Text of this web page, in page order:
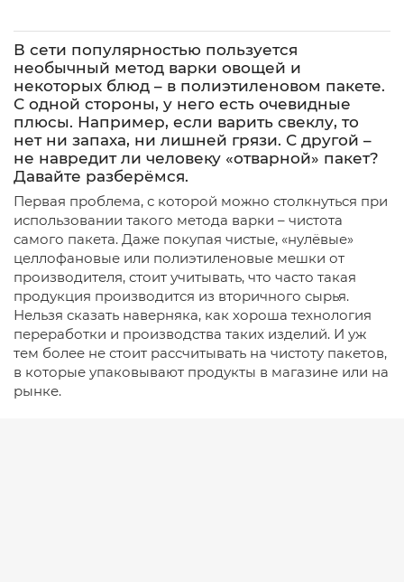
В сети популярностью пользуется
необычный метод варки овощей и
некоторых блюд – в полиэтиленовом пакете.
С одной стороны, у него есть очевидные
плюсы. Например, если варить свеклу, то
нет ни запаха, ни лишней грязи. С другой –
не навредит ли человеку «отварной» пакет?
Давайте разберёмся.
Первая проблема, с которой можно столкнуться при
использовании такого метода варки – чистота
самого пакета. Даже покупая чистые, «нулёвые»
целлофановые или полиэтиленовые мешки от
производителя, стоит учитывать, что часто такая
продукция производится из вторичного сырья.
Нельзя сказать наверняка, как хороша технология
переработки и производства таких изделий. И уж
тем более не стоит рассчитывать на чистоту пакетов,
в которые упаковывают продукты в магазине или на
рынке.